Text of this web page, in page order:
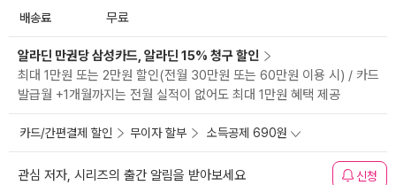
배송료 무료
알라딘 만권당 삼성카드, 알라딘 15% 청구 할인
최대 1만원 또는 2만원 할인(전월 30만원 또는 60만원 이용 시) / 카드
발급월 +1개월까지는 전월 실적이 없어도 최대 1만원 혜택 제공
카드/간편결제 할인 무이자 할부 소득공제 690원
관심 저자, 시리즈의 출간 알림을 받아보세요 신청